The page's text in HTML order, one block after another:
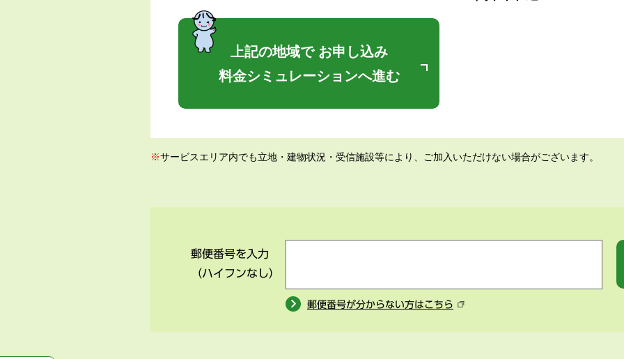
上記の地域で お申し込み
料金シミュレーションへ進む
※サービスエリア内でも立地・建物状況・受信施設等により、ご加入いただけない場合がございます。
郵便番号を入力
（ハイフンなし）
郵便番号が分からない方はこちら